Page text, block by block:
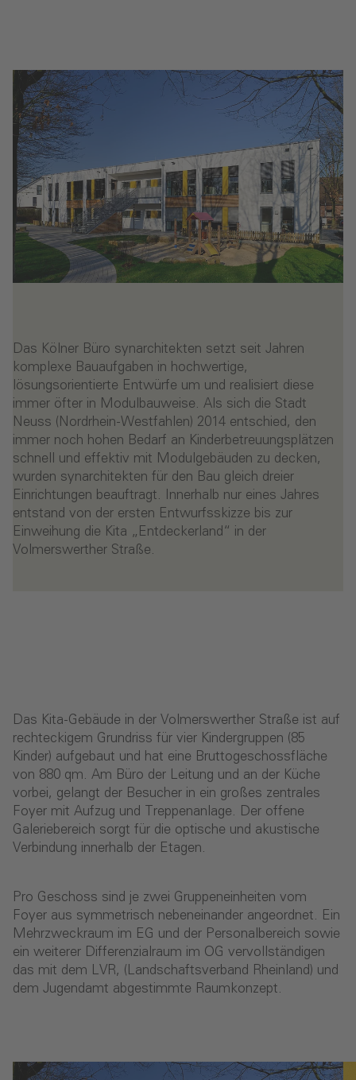
Das Kölner Büro synarchitekten setzt seit Jahren
komplexe Bauaufgaben in hochwertige,
lösungsorientierte Entwürfe um und realisiert diese
immer öfter in Modulbauweise. Als sich die Stadt
Neuss (Nordrhein-Westfahlen) 2014 entschied, den
immer noch hohen Bedarf an Kinderbetreuungsplätzen
schnell und effektiv mit Modulgebäuden zu decken,
wurden synarchitekten für den Bau gleich dreier
Einrichtungen beauftragt. Innerhalb nur eines Jahres
entstand von der ersten Entwurfsskizze bis zur
Einweihung die Kita „Entdeckerland“ in der
Volmerswerther Straße.
Das Kita-Gebäude in der Volmerswerther Straße ist auf
rechteckigem Grundriss für vier Kindergruppen (85
Kinder) aufgebaut und hat eine Bruttogeschossfläche
von 880 qm. Am Büro der Leitung und an der Küche
vorbei, gelangt der Besucher in ein großes zentrales
Foyer mit Aufzug und Treppenanlage. Der offene
Galeriebereich sorgt für die optische und akustische
Verbindung innerhalb der Etagen.
Pro Geschoss sind je zwei Gruppeneinheiten vom
Foyer aus symmetrisch nebeneinander angeordnet. Ein
Mehrzweckraum im EG und der Personalbereich sowie
ein weiterer Differenzialraum im OG vervollständigen
das mit dem LVR, (Landschaftsverband Rheinland) und
dem Jugendamt abgestimmte Raumkonzept.